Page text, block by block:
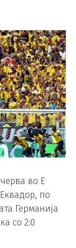
во Е
по
Германија
со 2:0